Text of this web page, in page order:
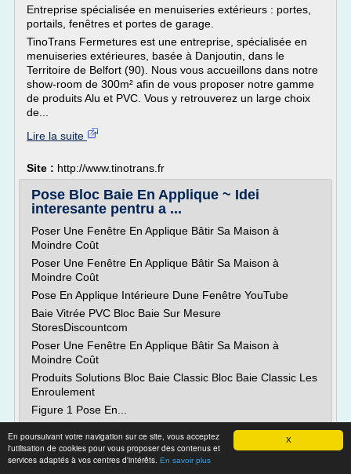
X
En poursuivant votre navigation sur ce site, vous acceptez
l'utilisation de cookies pour vous proposer des contenus et
services adaptés à vos centres d'intérêts. En savoir plus
Entreprise spécialisée en menuiseries extérieurs : portes,
portails, fenêtres et portes de garage.
TinoTrans Fermetures est une entreprise, spécialisée en
menuiseries extérieures, basée à Danjoutin, dans le
Territoire de Belfort (90). Nous vous accueillons dans notre
show-room de 300m² afin de vous proposer notre gamme
de produits Alu et PVC. Vous y retrouverez un large choix
de...
Lire la suite
Site : http://www.tinotrans.fr
Pose Bloc Baie En Applique ~ Idei
interesante pentru a ...
Poser Une Fenêtre En Applique Bâtir Sa Maison à
Moindre Coût
Poser Une Fenêtre En Applique Bâtir Sa Maison à
Moindre Coût
Pose En Applique Intérieure Dune Fenêtre YouTube
Baie Vitrée PVC Bloc Baie Sur Mesure
StoresDiscountcom
Poser Une Fenêtre En Applique Bâtir Sa Maison à
Moindre Coût
Produits Solutions Bloc Baie Classic Bloc Baie Classic Les
Enroulement
Figure 1 Pose En...
Lire la suite
Site :http://vicenil.com